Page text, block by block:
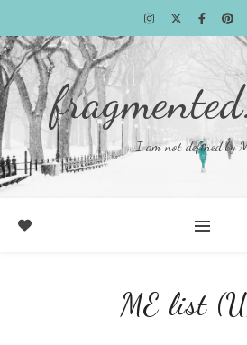
I am not defined by
ME list